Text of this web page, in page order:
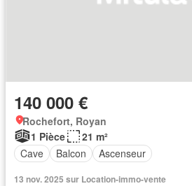
140 000 €
Rochefort, Royan
1 Pièce
21 m²
Cave
Balcon Ascenseur
13 nov. 2025 sur Location-immo-vente